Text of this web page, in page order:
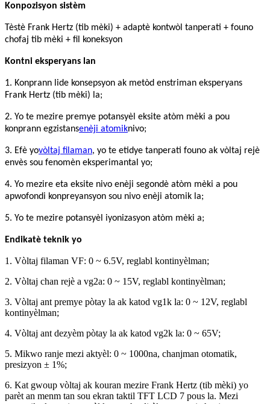
Konpozisyon sistèm
Tèstè Frank Hertz (tib mèki) + adaptè kontwòl tanperati + founo
chofaj tib mèki + fil koneksyon
Kontni eksperyans lan
1. Konprann lide konsepsyon ak metòd enstriman eksperyans
Frank Hertz (tib mèki) la;
2. Yo te mezire premye potansyèl eksite atòm mèki a pou
konprann egzistansenèji atomiknivo;
3. Efè yovòltaj filaman, yo te etidye tanperati founo ak vòltaj rejè
envès sou fenomèn eksperimantal yo;
4. Yo mezire eta eksite nivo enèji segondè atòm mèki a pou
apwofondi konpreyansyon sou nivo enèji atomik la;
5. Yo te mezire potansyèl iyonizasyon atòm mèki a;
Endikatè teknik yo
1. Vòltaj filaman VF: 0 ~ 6.5V, reglabl kontinyèlman;
2. Vòltaj chan rejè a vg2a: 0 ~ 15V, reglabl kontinyèlman;
3. Vòltaj ant premye pòtay la ak katod vg1k la: 0 ~ 12V, reglabl
kontinyèlman;
4. Vòltaj ant dezyèm pòtay la ak katod vg2k la: 0 ~ 65V;
5. Mikwo ranje mezi aktyèl: 0 ~ 1000na, chanjman otomatik,
presizyon ± 1%;
6. Kat gwoup vòltaj ak kouran mezire Frank Hertz (tib mèki) yo
parèt an menm tan sou ekran taktil TFT LCD 7 pous la. Mezi